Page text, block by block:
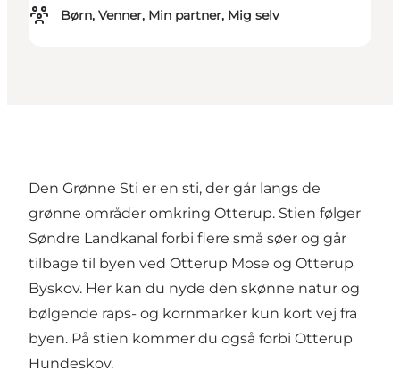
Børn, Venner, Min partner, Mig selv
Den Grønne Sti er en sti, der går langs de
grønne områder omkring Otterup. Stien følger
Søndre Landkanal forbi flere små søer og går
tilbage til byen ved Otterup Mose og Otterup
Byskov. Her kan du nyde den skønne natur og
bølgende raps- og kornmarker kun kort vej fra
byen. På stien kommer du også forbi Otterup
Hundeskov.